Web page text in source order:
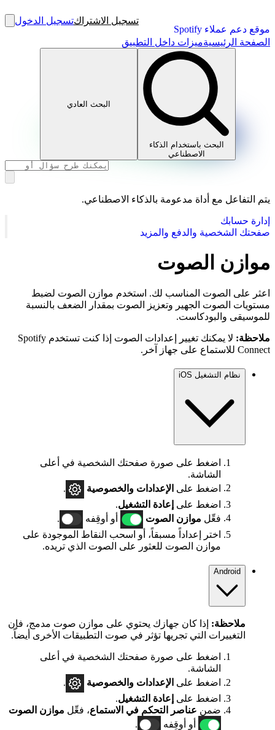
موقع دعم عملاء Spotify
تسجيل الاشتراكتسجيل الدخول
الصفحة الرئيسيةميزات داخل التطبيق
البحث باستخدام الذكاء
الاصطناعي
البحث العادي
يتم التفاعل مع أداة مدعومة بالذكاء الاصطناعي.
إدارة حسابك
صفحتك الشخصية والدفع والمزيد
موازن الصوت
اعثر على الصوت المناسب لك. استخدم موازن الصوت لضبط
مستويات الصوت الجهير وتعزيز الصوت بمقدار الضعف بالنسبة
للموسيقى والبودكاست.
ملاحظة:
لا يمكنك تغيير إعدادات الصوت إذا كنت تستخدم Spotify
Connect للاستماع على جهاز آخر.
نظام التشغيل iOS
اضغط على صورة صفحتك الشخصية في أعلى
الشاشة.
اضغط على الإعدادات والخصوصية
.
اضغط على إعادة التشغيل.
فعِّل موازن الصوت أو أوقِفه
.
اختر إعداداً مسبقاً، أو اسحب النقاط الموجودة على
موازن الصوت للعثور على الصوت الذي تريده.
Android
ملاحظة: إذا كان جهازك يحتوي على موازن صوت مدمج، فإن
التغييرات التي تجريها تؤثر في صوت التطبيقات الأخرى أيضاً.
اضغط على صورة صفحتك الشخصية في أعلى
الشاشة.
اضغط على الإعدادات والخصوصية
.
اضغط على إعادة التشغيل.
ضمن عناصر التحكم في الاستماع، فعِّل موازن الصوت
أو أوقِفه
.